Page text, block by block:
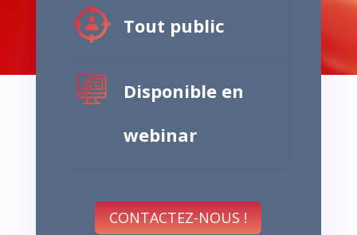
Tout public
Disponible en
webinar
CONTACTEZ-NOUS !